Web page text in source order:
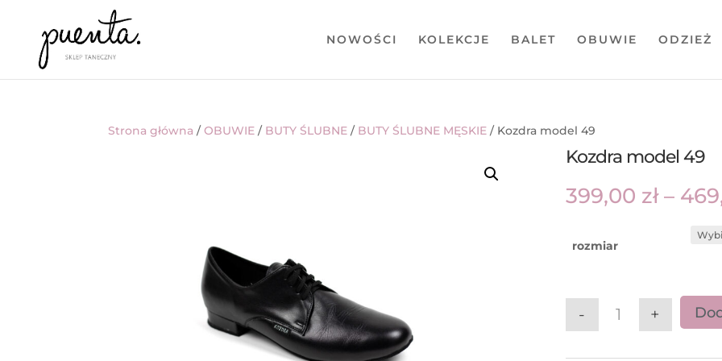
NOWOŚCI KOLEKCJE BALET OBUWIE ODZIEŻ
Strona główna /OBUWIE / BUTY ŚLUBNE / BUTY ŚLUBNE MĘSKIE / Kozdra model 49
Kozdra model 49
399,00 zł –
rozmiar
ilość Kozdra
- +